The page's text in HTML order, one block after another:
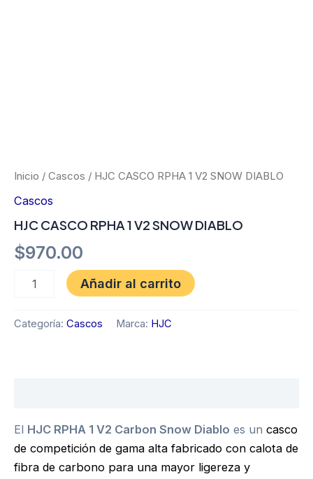
Inicio / Cascos / HJC CASCO RPHA 1 V2 SNOW DIABLO
Cascos
HJC CASCO RPHA 1 V2 SNOW DIABLO
$970.00
1
SNOW
cantidad
Añadir al carrito
Categoría: Cascos Marca: HJC
El HJC RPHA 1 V2 Carbon Snow Diablo es un casco
de competición de gama alta fabricado con calota de
fibra de carbono para una mayor ligereza y